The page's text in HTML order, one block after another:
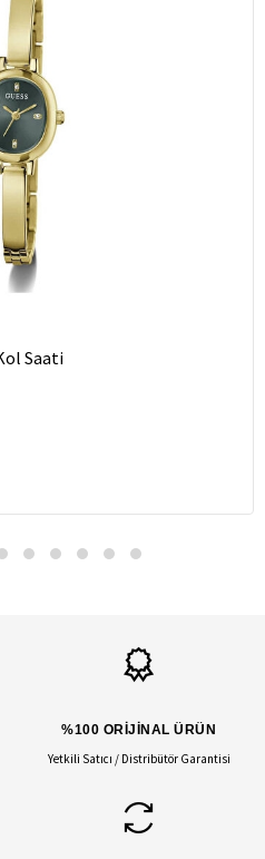
Saati
%100 ORİJİNAL ÜRÜN
Yetkili Satıcı / Distribütör Garantisi